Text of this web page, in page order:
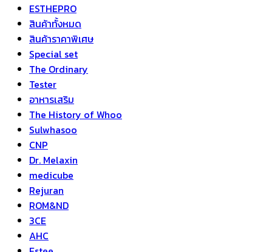
ESTHEPRO
สินค้าทั้งหมด
สินค้าราคาพิเศษ
Special set
The Ordinary
Tester
อาหารเสริม
The History of Whoo
Sulwhasoo
CNP
Dr. Melaxin
medicube
Rejuran
ROM&ND
3CE
AHC